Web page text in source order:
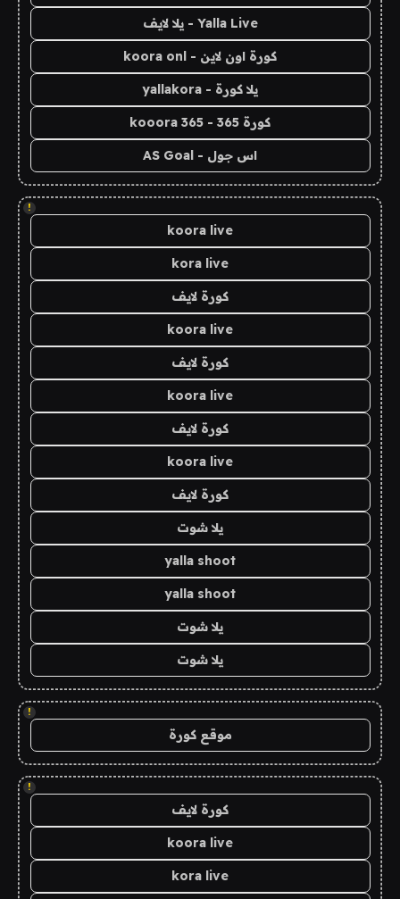
Yalla Live - يلا لايف
كورة اون لاين - koora onl
يلا كورة - yallakora
كورة 365 - kooora 365
اس جول - AS Goal
!
koora live
kora live
كورة لايف
koora live
كورة لايف
koora live
كورة لايف
koora live
كورة لايف
يلا شوت
yalla shoot
yalla shoot
يلا شوت
يلا شوت
!
موقع كورة
!
كورة لايف
koora live
kora live